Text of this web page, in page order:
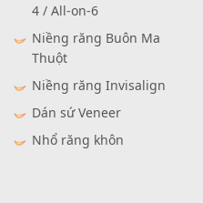
4 / All-on-6
Niềng răng Buôn Ma
Thuột
Niềng răng Invisalign
Dán sứ Veneer
Nhổ răng khôn